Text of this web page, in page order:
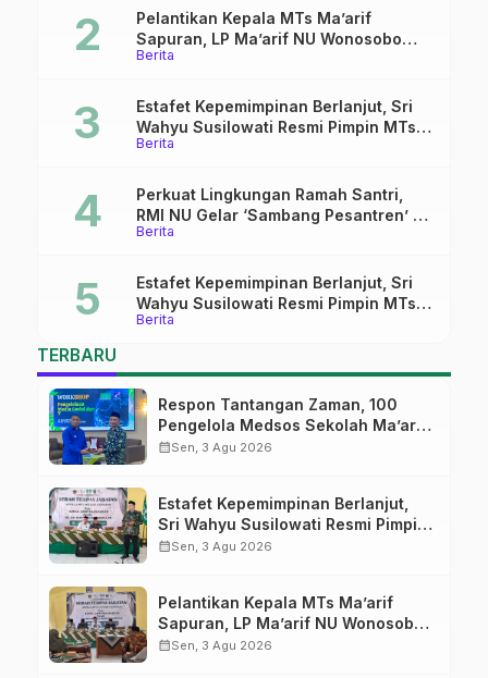
Berita
Pelantikan Kepala MTs Ma’arif
Sapuran, LP Ma’arif NU Wonosobo
Tekankan Lima Amanah
Berita
Estafet Kepemimpinan Berlanjut, Sri
Wahyu Susilowati Resmi Pimpin MTs
Ma’arif Sapuran
Berita
Perkuat Lingkungan Ramah Santri,
RMI NU Gelar ‘Sambang Pesantren’ di
Pati
Berita
Estafet Kepemimpinan Berlanjut, Sri
Wahyu Susilowati Resmi Pimpin MTs
Ma’arif Sapuran
TERBARU
Respon Tantangan Zaman, 100
Pengelola Medsos Sekolah Ma’arif
Pekalongan Ikuti Pelatihan Literasi
calendar_monthSen, 3 Agu 2026
Estafet Kepemimpinan Berlanjut,
Sri Wahyu Susilowati Resmi Pimpin
MTs Ma’arif Sapuran
calendar_monthSen, 3 Agu 2026
Pelantikan Kepala MTs Ma’arif
Sapuran, LP Ma’arif NU Wonosobo
Tekankan Lima Amanah
calendar_monthSen, 3 Agu 2026